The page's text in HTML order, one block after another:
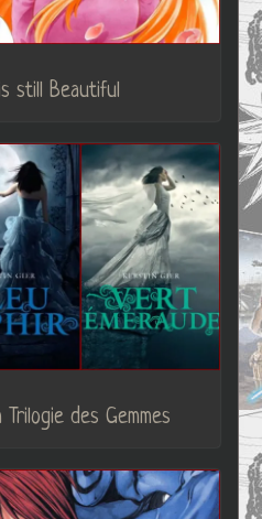
still Beautiful
des Gemmes